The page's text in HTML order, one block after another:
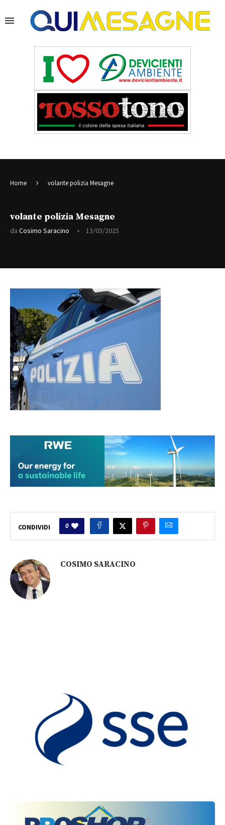
Home volante polizia Mesagne
volante polizia Mesagne
da Cosimo Saracino 13/03/2025
CONDIVIDI 0
COSIMO SARACINO